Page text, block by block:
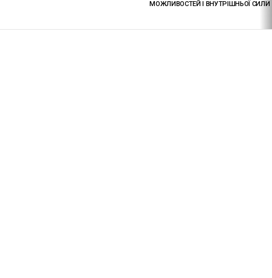
МОЖЛИВОСТЕЙ І ВНУТРІШНЬОЇ СИЛИ